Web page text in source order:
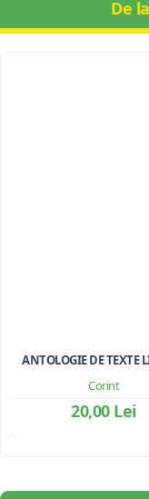
De
Corint
20,00 Lei